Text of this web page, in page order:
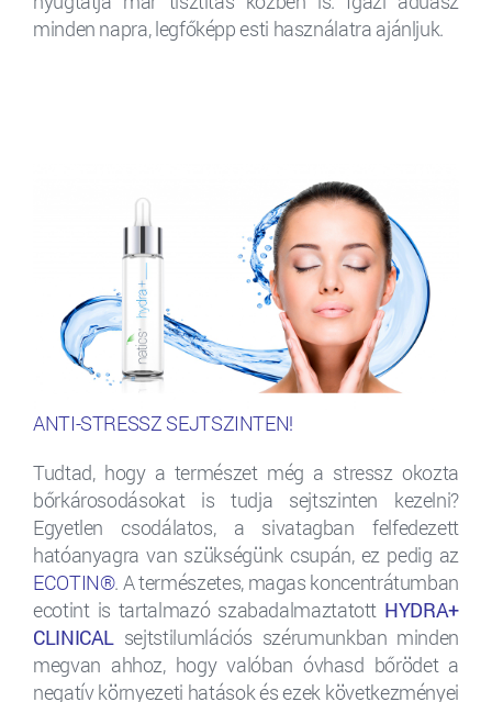
minden napra, legfőképp esti használatra ajánljuk.
ANTI-STRESSZ SEJTSZINTEN!
Tudtad, hogy a természet még a stressz okozta
bőrkárosodásokat is tudja sejtszinten kezelni?
Egyetlen csodálatos, a sivatagban felfedezett
hatóanyagra van szükségünk csupán, ez pedig az
ECOTIN®. A természetes, magas koncentrátumban
ecotint is tartalmazó szabadalmaztatott HYDRA+
CLINICAL sejtstilumlációs szérumunkban minden
megvan ahhoz, hogy valóban óvhasd bőrödet a
negatív környezeti hatások és ezek következményei